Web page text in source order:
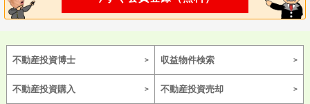
不動産投資博士 収益物件検索
不動産投資購入 不動産投資売却